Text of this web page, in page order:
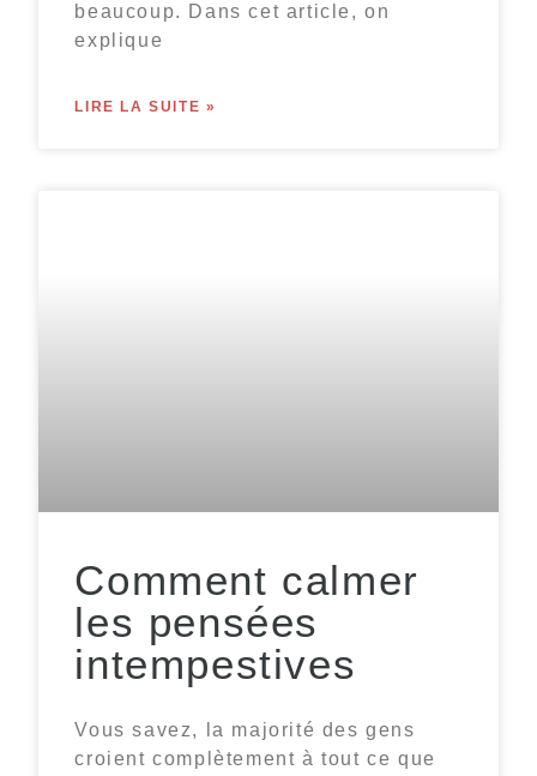
beaucoup. Dans cet article, on
explique
LIRE LA SUITE »
Comment calmer
les pensées
intempestives
Vous savez, la majorité des gens
croient complètement à tout ce que